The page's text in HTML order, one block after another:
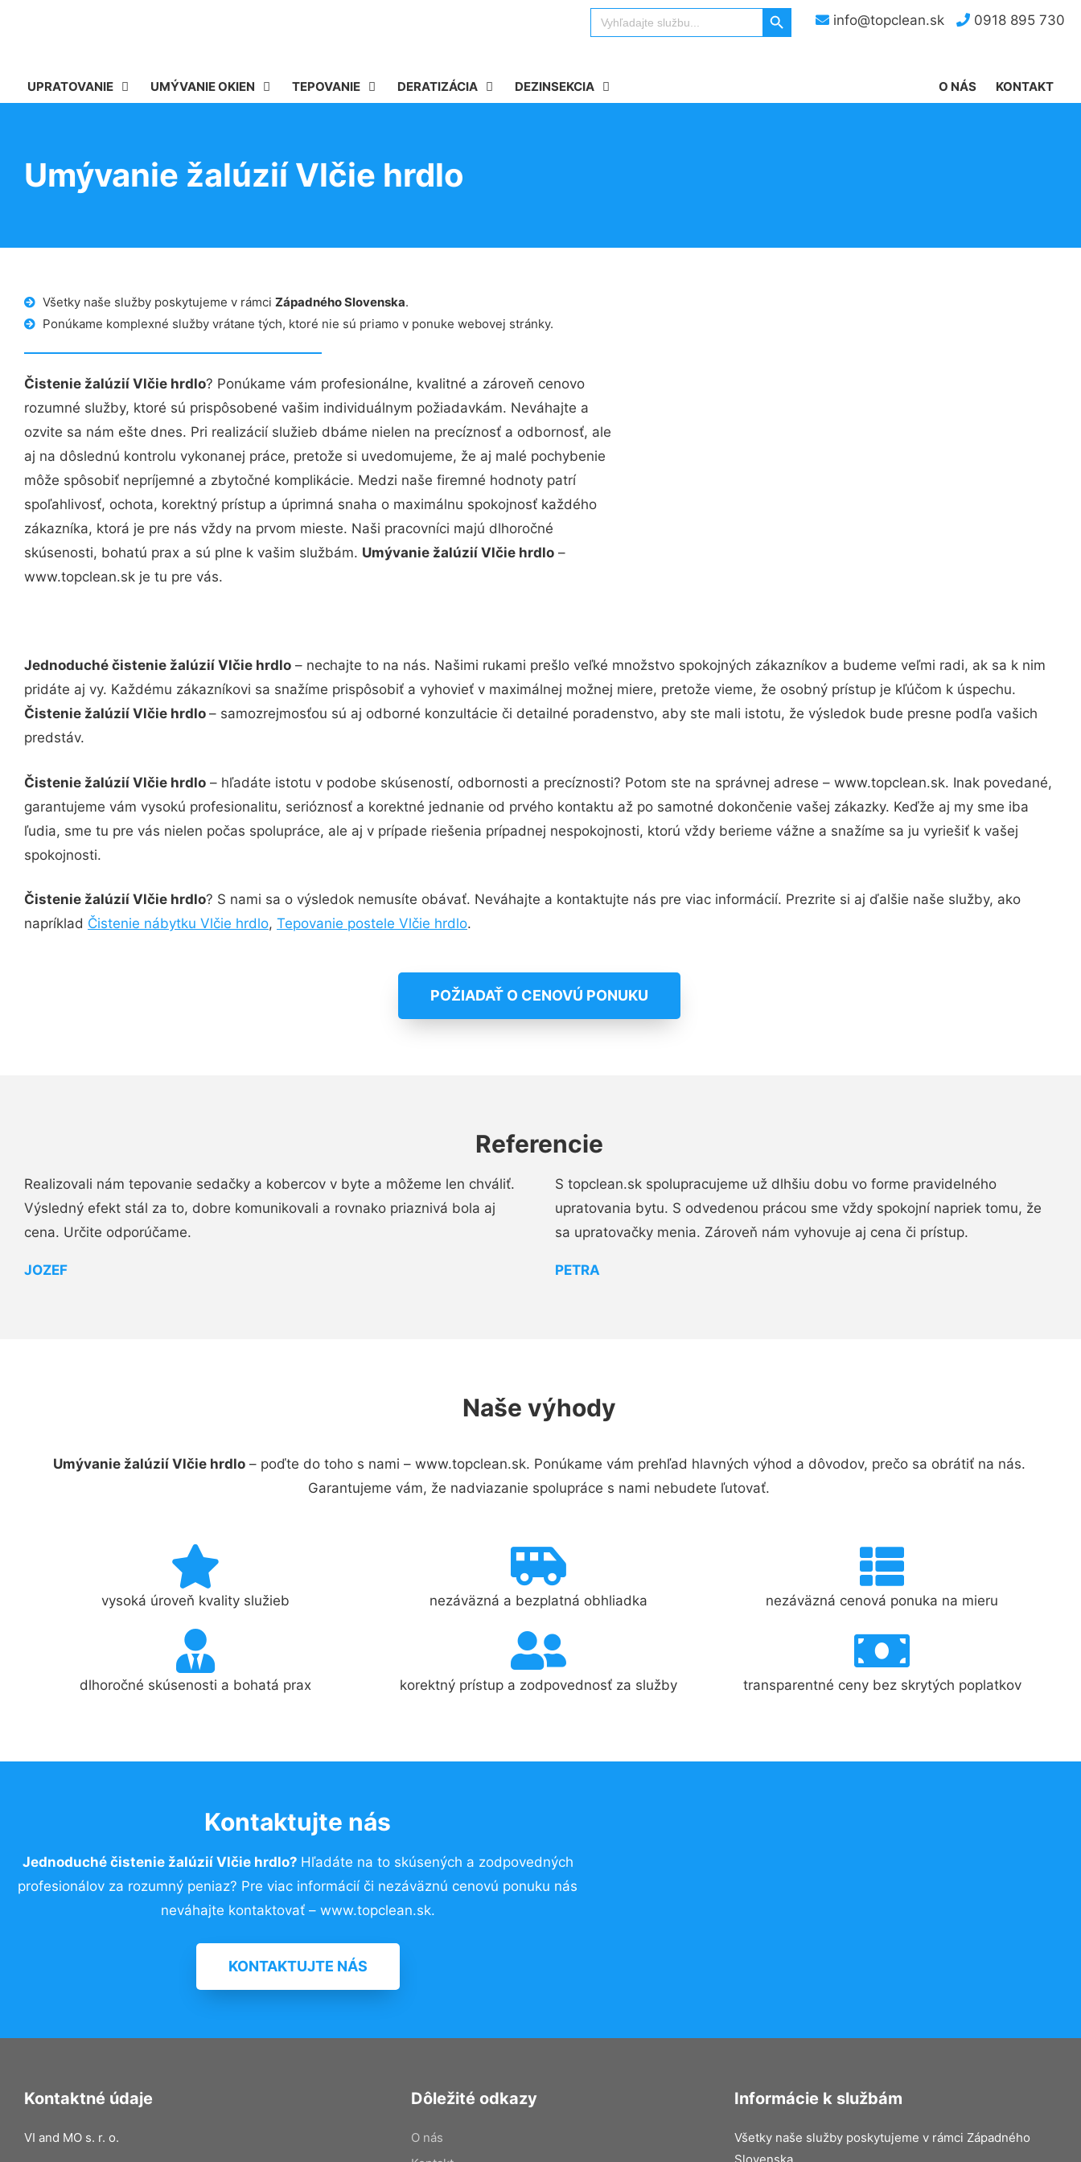
info@topclean.sk 0918 895 730
Search
for:
Search Button
UPRATOVANIE UMÝVANIE OKIEN TEPOVANIE DERATIZÁCIA DEZINSEKCIA KONTAKT
O NÁS
Umývanie žalúzií Vlčie hrdlo
Všetky naše služby poskytujeme v rámci Západného Slovenska.
Ponúkame komplexné služby vrátane tých, ktoré nie sú priamo v ponuke webovej stránky.
Čistenie žalúzií Vlčie hrdlo? Ponúkame vám profesionálne, kvalitné a zároveň cenovo
rozumné služby, ktoré sú prispôsobené vašim individuálnym požiadavkám. Neváhajte a
ozvite sa nám ešte dnes. Pri realizácií služieb dbáme nielen na precíznosť a odbornosť, ale
aj na dôslednú kontrolu vykonanej práce, pretože si uvedomujeme, že aj malé pochybenie
môže spôsobiť nepríjemné a zbytočné komplikácie. Medzi naše firemné hodnoty patrí
spoľahlivosť, ochota, korektný prístup a úprimná snaha o maximálnu spokojnosť každého
zákazníka, ktorá je pre nás vždy na prvom mieste. Naši pracovníci majú dlhoročné
skúsenosti, bohatú prax a sú plne k vašim službám. Umývanie žalúzií Vlčie hrdlo –
www.topclean.sk je tu pre vás.
Jednoduché čistenie žalúzií Vlčie hrdlo – nechajte to na nás. Našimi rukami prešlo veľké množstvo spokojných zákazníkov a budeme veľmi radi, ak sa k nim
pridáte aj vy. Každému zákazníkovi sa snažíme prispôsobiť a vyhovieť v maximálnej možnej miere, pretože vieme, že osobný prístup je kľúčom k úspechu.
Čistenie žalúzií Vlčie hrdlo – samozrejmosťou sú aj odborné konzultácie či detailné poradenstvo, aby ste mali istotu, že výsledok bude presne podľa vašich
predstáv.
Čistenie žalúzií Vlčie hrdlo – hľadáte istotu v podobe skúseností, odbornosti a precíznosti? Potom ste na správnej adrese – www.topclean.sk. Inak povedané,
garantujeme vám vysokú profesionalitu, serióznosť a korektné jednanie od prvého kontaktu až po samotné dokončenie vašej zákazky. Keďže aj my sme iba
ľudia, sme tu pre vás nielen počas spolupráce, ale aj v prípade riešenia prípadnej nespokojnosti, ktorú vždy berieme vážne a snažíme sa ju vyriešiť k vašej
spokojnosti.
Čistenie žalúzií Vlčie hrdlo? S nami sa o výsledok nemusíte obávať. Neváhajte a kontaktujte nás pre viac informácií. Prezrite si aj ďalšie naše služby, ako
napríklad Čistenie nábytku Vlčie hrdlo, Tepovanie postele Vlčie hrdlo.
POŽIADAŤ O CENOVÚ PONUKU
Referencie
Realizovali nám tepovanie sedačky a kobercov v byte a môžeme len chváliť.
Výsledný efekt stál za to, dobre komunikovali a rovnako priaznivá bola aj
cena. Určite odporúčame.
JOZEF
S topclean.sk spolupracujeme už dlhšiu dobu vo forme pravidelného
upratovania bytu. S odvedenou prácou sme vždy spokojní napriek tomu, že
sa upratovačky menia. Zároveň nám vyhovuje aj cena či prístup.
PETRA
Naše výhody
Umývanie žalúzií Vlčie hrdlo– poďte do toho s nami – www.topclean.sk. Ponúkame vám prehľad hlavných výhod a dôvodov, prečo sa obrátiť na nás.
Garantujeme vám, že nadviazanie spolupráce s nami nebudete ľutovať.
vysoká úroveň kvality služieb nezáväzná a bezplatná obhliadka nezáväzná cenová ponuka na mieru
dlhoročné skúsenosti a bohatá prax korektný prístup a zodpovednosť za služby transparentné ceny bez skrytých poplatkov
Kontaktujte nás
Jednoduché čistenie žalúzií Vlčie hrdlo? Hľadáte na to skúsených a zodpovedných
profesionálov za rozumný peniaz? Pre viac informácií či nezáväznú cenovú ponuku nás
neváhajte kontaktovať – www.topclean.sk.
KONTAKTUJTE NÁS
Kontaktné údaje
VI and MO s. r. o.
Dôležité odkazy
O nás
Informácie k službám
Všetky naše služby poskytujeme v rámci Západného
Slovenska.